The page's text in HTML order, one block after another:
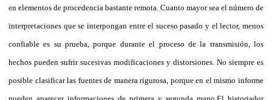
en elementos de procedencia bastante remota. Cuanto mayor sea el número de
interpretaciones que se interpongan entre el suceso pasado y el lector, menos
confiable es su prueba, porque durante el proceso de la transmisión, los
hechos pueden sufrir sucesivas modificaciones y distorsiones. No siempre es
posible clasificar las fuentes de manera rigurosa, porque en el mismo informe